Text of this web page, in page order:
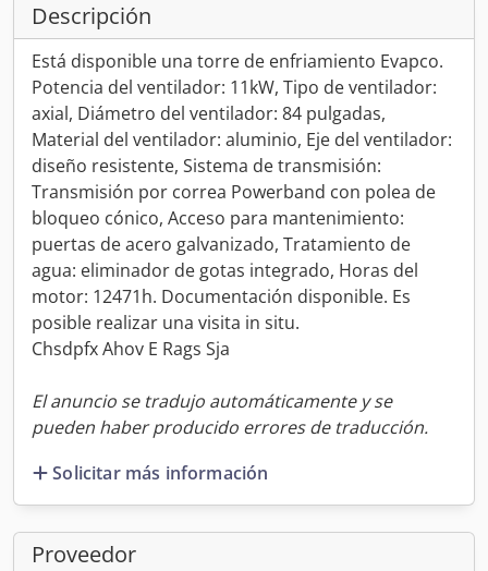
Descripción
Está disponible una torre de enfriamiento Evapco.
Potencia del ventilador: 11kW, Tipo de ventilador:
axial, Diámetro del ventilador: 84 pulgadas,
Material del ventilador: aluminio, Eje del ventilador:
diseño resistente, Sistema de transmisión:
Transmisión por correa Powerband con polea de
bloqueo cónico, Acceso para mantenimiento:
puertas de acero galvanizado, Tratamiento de
agua: eliminador de gotas integrado, Horas del
motor: 12471h. Documentación disponible. Es
posible realizar una visita in situ.
Chsdpfx Ahov E Rags Sja
El anuncio se tradujo automáticamente y se
pueden haber producido errores de traducción.
Solicitar más información
Proveedor